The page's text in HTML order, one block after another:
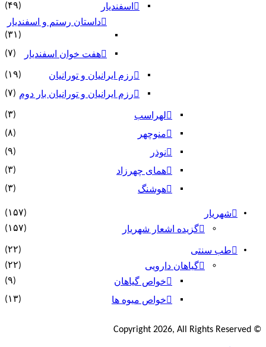
اسفندیار
(۴۹)
داستان رستم و اسفندیار
(۳۱)
هفت خوان اسفندیار (۷)
رزم ایرانیان و تورانیان (۱۹)
رزم ایرانیان و تورانیان بار دوم (۷)
لهراسب (۳)
منوچهر (۸)
نوذر (۹)
هماى چهرزاد (۳)
هوشنگ (۳)
شهریار
(۱۵۷)
گزیده اشعار شهریار
(۱۵۷)
طب سنتی
(۲۲)
گیاهان دارویی
(۲۲)
خواص گیاهان
(۹)
خواص میوه ها (۱۳)
© Copyright 2026, All Rights Reserved